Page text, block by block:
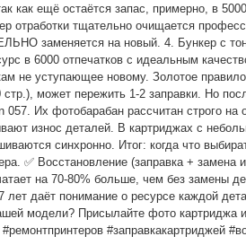
как ещё остаётся запас, примерно, в
отработки тщательно очищается
заменяется на новый. 4. Бункер с
в 6000 отпечатков с идеальным
не уступающее новому. Золотое
может пережить 1-2 заправки. Но
Их фотобарабан рассчитан строго на
износ деталей. В картриджах с
синхронно. Итог: когда что
✅ Восстановление (заправка +
на 70-80% больше, чем без замены
даёт понимание о ресурсе каждой
модели? Присылайте фото
#заправкакартриджей